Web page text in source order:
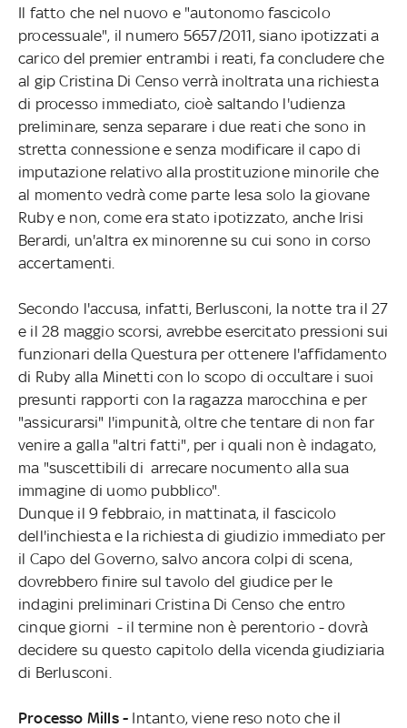
Il fatto che nel nuovo e "autonomo fascicolo
processuale", il numero 5657/2011, siano ipotizzati a
carico del premier entrambi i reati, fa concludere che
al gip Cristina Di Censo verrà inoltrata una richiesta
di processo immediato, cioè saltando l'udienza
preliminare, senza separare i due reati che sono in
stretta connessione e senza modificare il capo di
imputazione relativo alla prostituzione minorile che
al momento vedrà come parte lesa solo la giovane
Ruby e non, come era stato ipotizzato, anche Irisi
Berardi, un'altra ex minorenne su cui sono in corso
accertamenti.
Secondo l'accusa, infatti, Berlusconi, la notte tra il 27
e il 28 maggio scorsi, avrebbe esercitato pressioni sui
funzionari della Questura per ottenere l'affidamento
di Ruby alla Minetti con lo scopo di occultare i suoi
presunti rapporti con la ragazza marocchina e per
"assicurarsi" l'impunità, oltre che tentare di non far
venire a galla "altri fatti", per i quali non è indagato,
ma "suscettibili di arrecare nocumento alla sua
immagine di uomo pubblico".
Dunque il 9 febbraio, in mattinata, il fascicolo
dell'inchiesta e la richiesta di giudizio immediato per
il Capo del Governo, salvo ancora colpi di scena,
dovrebbero finire sul tavolo del giudice per le
indagini preliminari Cristina Di Censo che entro
cinque giorni - il termine non è perentorio - dovrà
decidere su questo capitolo della vicenda giudiziaria
di Berlusconi.
Processo Mills - Intanto, viene reso noto che il